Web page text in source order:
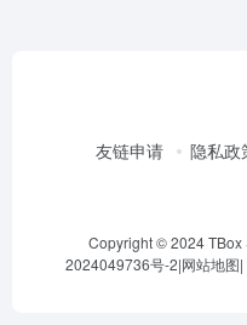
友链申请 隐私政
Copyright © 2024 TBox
2024049736号-2|网站地图|